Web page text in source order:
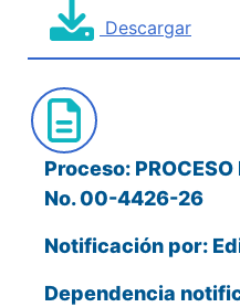
Descargar
Proceso: PROCESO
No. 00-4426-26
Notificación por:
Dependencia